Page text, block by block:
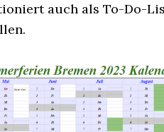
auch als To-Do-